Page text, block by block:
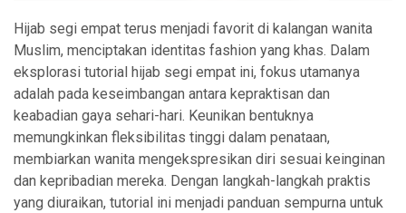
Hijab segi empat terus menjadi favorit di kalangan wanita
Muslim, menciptakan identitas fashion yang khas. Dalam
eksplorasi tutorial hijab segi empat ini, fokus utamanya
adalah pada keseimbangan antara kepraktisan dan
keabadian gaya sehari-hari. Keunikan bentuknya
memungkinkan fleksibilitas tinggi dalam penataan,
membiarkan wanita mengekspresikan diri sesuai keinginan
dan kepribadian mereka. Dengan langkah-langkah praktis
yang diuraikan, tutorial ini menjadi panduan sempurna untuk